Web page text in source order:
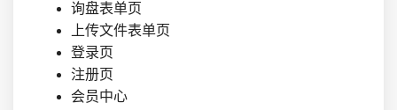
询盘表单页
上传文件表单页
登录页
注册页
会员中心